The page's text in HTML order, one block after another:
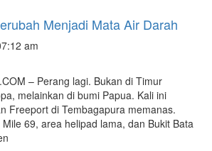
Menjadi Mata Air Darah
am
– Perang lagi. Bukan di Timur
melainkan di bumi Papua. Kali ini
Freeport di Tembagapura memanas.
69, area helipad lama, dan Bukit Bata